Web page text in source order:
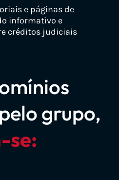
e páginas de
informativo e
créditos judiciais
grupo,
se: